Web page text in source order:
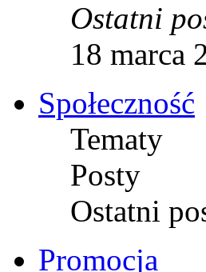
Ostatni
18 marca
Społeczność
Tematy
Posty
Ostatni
Promocja